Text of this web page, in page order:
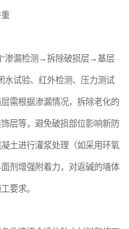
“渗漏检测→拆除破损层→基层
水试验、红外检测、压力测试
需根据渗漏情况，拆除老化的
层等，避免破损部位影响新防
土进行灌浆处理（如采用环氧
剂增强附着力，对返碱的墙体
要求。